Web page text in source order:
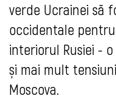
verde Ucrainei să
occidentale
interiorul Rusiei -
și mai mult
Moscova.